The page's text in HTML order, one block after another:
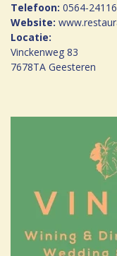
Telefoon: 0564-
Website:
Locatie:
Vinckenweg 83
7678TA Geesteren